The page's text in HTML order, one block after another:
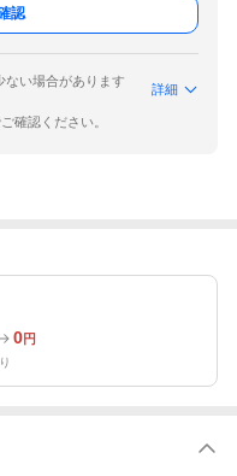
認
ない場合があります
詳細
確認ください。
0円